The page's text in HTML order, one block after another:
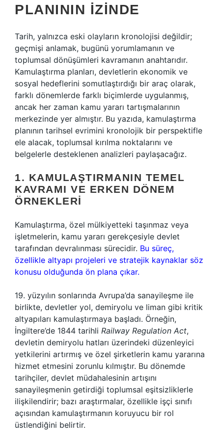
PLANININ İZINDE
Tarih, yalnızca eski olayların kronolojisi değildir;
geçmişi anlamak, bugünü yorumlamanın ve
toplumsal dönüşümleri kavramanın anahtarıdır.
Kamulaştırma planları, devletlerin ekonomik ve
sosyal hedeflerini somutlaştırdığı bir araç olarak,
farklı dönemlerde farklı biçimlerde uygulanmış,
ancak her zaman kamu yararı tartışmalarının
merkezinde yer almıştır. Bu yazıda, kamulaştırma
planının tarihsel evrimini kronolojik bir perspektifle
ele alacak, toplumsal kırılma noktalarını ve
belgelerle desteklenen analizleri paylaşacağız.
1. KAMULAŞTIRMANIN TEMEL
KAVRAMI VE ERKEN DÖNEM
ÖRNEKLERI
Kamulaştırma, özel mülkiyetteki taşınmaz veya
işletmelerin, kamu yararı gerekçesiyle devlet
tarafından devralınması sürecidir. Bu süreç,
özellikle altyapı projeleri ve stratejik kaynaklar söz
konusu olduğunda ön plana çıkar.
19. yüzyılın sonlarında Avrupa’da sanayileşme ile
birlikte, devletler yol, demiryolu ve liman gibi kritik
altyapıları kamulaştırmaya başladı. Örneğin,
İngiltere’de 1844 tarihli Railway Regulation Act,
devletin demiryolu hatları üzerindeki düzenleyici
yetkilerini artırmış ve özel şirketlerin kamu yararına
hizmet etmesini zorunlu kılmıştır. Bu dönemde
tarihçiler, devlet müdahalesinin artışını
sanayileşmenin getirdiği toplumsal eşitsizliklerle
ilişkilendirir; bazı araştırmalar, özellikle işçi sınıfı
açısından kamulaştırmanın koruyucu bir rol
üstlendiğini belirtir.